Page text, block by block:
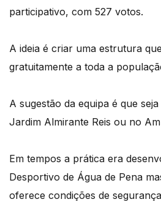
participativo, com 527 votos.
A ideia é criar uma estrutura
gratuitamente a toda a
A sugestão da equipa é que
Jardim Almirante Reis ou no
Em tempos a prática era
Desportivo de Água de Pena
oferece condições de